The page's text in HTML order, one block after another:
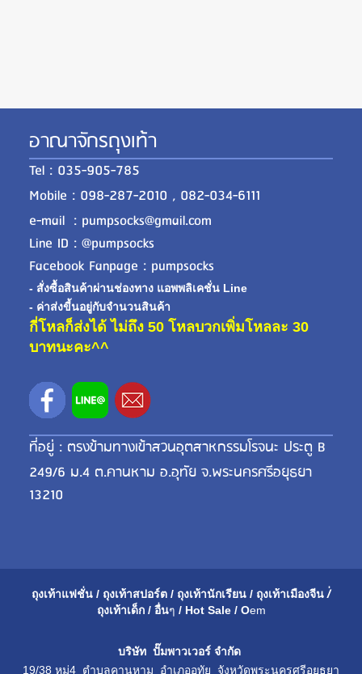
อาณาจักรถุงเท้า
Tel : 035-905-785
Mobile : 098-287-2010 , 082-034-6111
e-mail : pumpsocks@gmail.com
Line ID : @pumpsocks
Facebook Fanpage : pumpsocks
- สั่งซื้อสินค้าผ่านช่องทาง แอพพลิเคชั่น Line
- ค่าส่งขี้นอยู่กับจำนวนสินค้า
กี่โหลก็ส่งได้ ไม่ถึง 50 โหลบวกเพิ่มโหลละ 30
บาทนะคะ^^
ที่อยู่ : ตรงข้ามทางเข้าสวนอุตสาหกรรมโรจนะ ประตู B
249/6 ม.4 ต.คานหาม อ.อุทัย จ.พระนครศรีอยุธยา
13210
ถุงเท้าแฟชั่น / ถุงเท้าสปอร์ต / ถุงเท้านักเรียน / ถุงเท้าเมืองจีน /่
ถุงเท้าเด็ก / อื่นๆ / Hot Sale / Oem
บริษัท ปั๊มพาวเวอร์ จำกัด
19/38 หมู่4 ตำบลคานหาม อำเภออุทัย จังหวัดพระนครศรีอยุธยา